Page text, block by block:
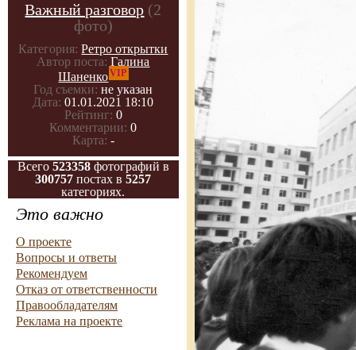
Важный разговор (2
фото)
Категория: Ретро открытки
Автор поста: Галина
ШаненкоVIP
Год съемки: не указан
Дата: 01.01.2021 18:10
Рейтинг: 0
Комментарии: 0
Карта: -
Всего 523358 фотографий в
300757 постах в5257
категориях.
Это важно
О проекте
Вопросы и ответы
Рекомендуем
Отказ от ответственности
Правообладателям
Реклама на проекте